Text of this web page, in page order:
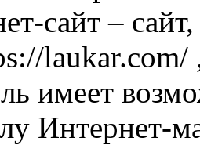
сайт –
laukar.com/
имеет
Интернет-